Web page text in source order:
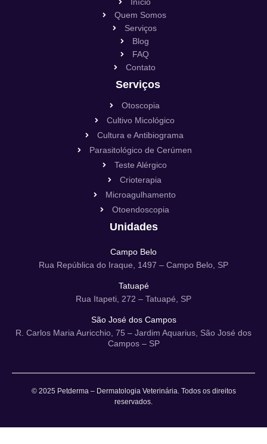
Início
Quem Somos
Serviços
Blog
FAQ
Contato
Serviços
Otoscopia
Cultivo Micológico
Cultura e Antibiograma
Parasitológico de Cerúmen
Teste Alérgico
Crioterapia
Microagulhamento
Otoendoscopia
Unidades
Campo Belo
Rua República do Iraque, 1497 – Campo Belo, SP
Tatuapé
Rua Itapeti, 272 – Tatuapé, SP
São José dos Campos
R. Carlos Maria Auricchio, 75 – Jardim Aquarius, São José dos
Campos – SP
© 2025 Petderma – Dermatologia Veterinária. Todos os direitos
reservados.